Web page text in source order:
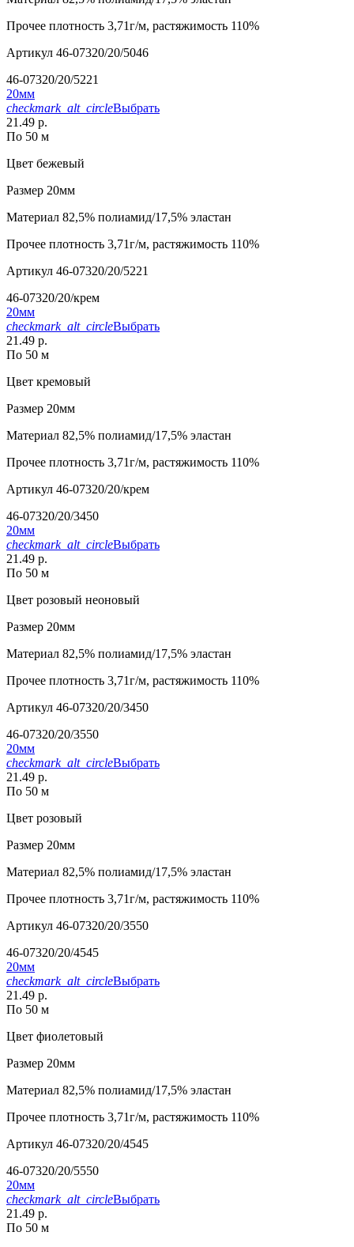
Прочее плотность 3,71г/м, растяжимость 110%
Артикул 46-07320/20/5046
46-07320/20/5221
20мм
checkmark_alt_circleВыбрать
21.49 р.
По 50 м
Цвет бежевый
Размер 20мм
Материал 82,5% полиамид/17,5% эластан
Прочее плотность 3,71г/м, растяжимость 110%
Артикул 46-07320/20/5221
46-07320/20/крем
20мм
checkmark_alt_circleВыбрать
21.49 р.
По 50 м
Цвет кремовый
Размер 20мм
Материал 82,5% полиамид/17,5% эластан
Прочее плотность 3,71г/м, растяжимость 110%
Артикул 46-07320/20/крем
46-07320/20/3450
20мм
checkmark_alt_circleВыбрать
21.49 р.
По 50 м
Цвет розовый неоновый
Размер 20мм
Материал 82,5% полиамид/17,5% эластан
Прочее плотность 3,71г/м, растяжимость 110%
Артикул 46-07320/20/3450
46-07320/20/3550
20мм
checkmark_alt_circleВыбрать
21.49 р.
По 50 м
Цвет розовый
Размер 20мм
Материал 82,5% полиамид/17,5% эластан
Прочее плотность 3,71г/м, растяжимость 110%
Артикул 46-07320/20/3550
46-07320/20/4545
20мм
checkmark_alt_circleВыбрать
21.49 р.
По 50 м
Цвет фиолетовый
Размер 20мм
Материал 82,5% полиамид/17,5% эластан
Прочее плотность 3,71г/м, растяжимость 110%
Артикул 46-07320/20/4545
46-07320/20/5550
20мм
checkmark_alt_circleВыбрать
21.49 р.
По 50 м